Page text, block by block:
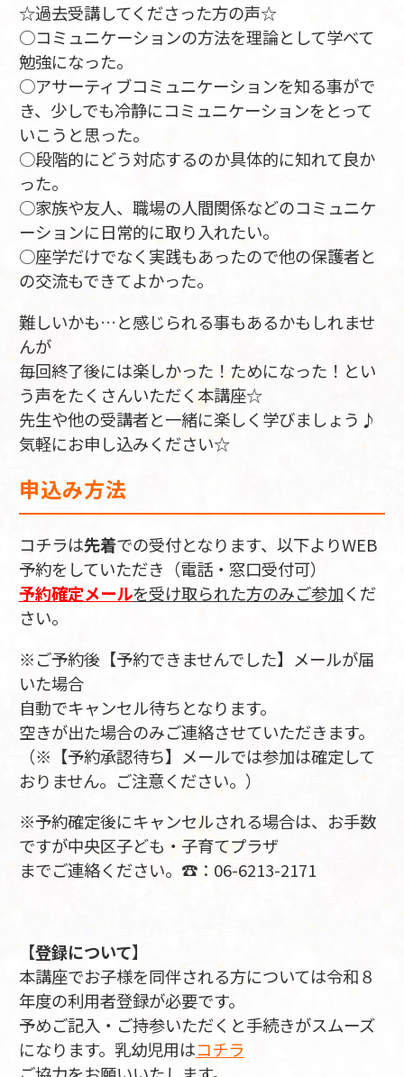
☆過去受講してくださった方の声☆
○コミュニケーションの方法を理論として学べて
勉強になった。
○アサーティブコミュニケーションを知る事がで
き、少しでも冷静にコミュニケーションをとって
いこうと思った。
○段階的にどう対応するのか具体的に知れて良か
った。
○家族や友人、職場の人間関係などのコミュニケ
ーションに日常的に取り入れたい。
○座学だけでなく実践もあったので他の保護者と
の交流もできてよかった。
難しいかも…と感じられる事もあるかもしれませ
んが
毎回終了後には楽しかった！ためになった！とい
う声をたくさんいただく本講座☆
先生や他の受講者と一緒に楽しく学びましょう♪
気軽にお申し込みください☆
申込み方法
コチラは先着での受付となります、以下よりWEB
予約をしていただき（電話・窓口受付可）
予約確定メールを受け取られた方のみご参加くだ
さい。
※ご予約後【予約できませんでした】メールが届
いた場合
自動でキャンセル待ちとなります。
空きが出た場合のみご連絡させていただきます。
（※【予約承認待ち】メールでは参加は確定して
おりません。ご注意ください。）
※予約確定後にキャンセルされる場合は、お手数
ですが中央区子ども・子育てプラザ
までご連絡ください。☎：06-6213-2171
【登録について】
本講座でお子様を同伴される方については令和８
年度の利用者登録が必要です。
予めご記入・ご持参いただくと手続きがスムーズ
になります。乳幼児用はコチラ